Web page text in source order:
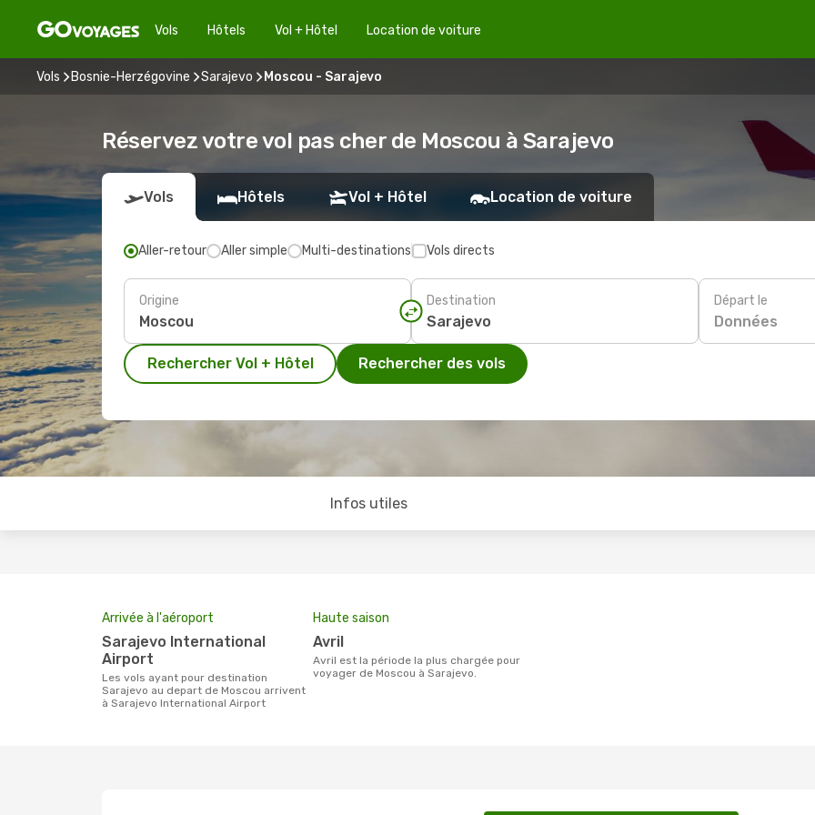
Vols Hôtels Vol + Hôtel Location de voiture
Vols Bosnie-Herzégovine Sarajevo Moscou - Sarajevo
Réservez votre vol pas cher de Moscou à Sarajevo
Vols Hôtels Vol + Hôtel Location de voiture
Aller-retour Aller simple Multi-destinations Vols directs
Origine Destination Départ le
Données
Rechercher Vol + Hôtel Rechercher des vols
Infos utiles
Arrivée à l'aéroport
Sarajevo International
Airport
Les vols ayant pour destination
Sarajevo au depart de Moscou arrivent
à Sarajevo International Airport
Haute saison
avril
avril est la période la plus chargée pour
voyager de Moscou à Sarajevo.